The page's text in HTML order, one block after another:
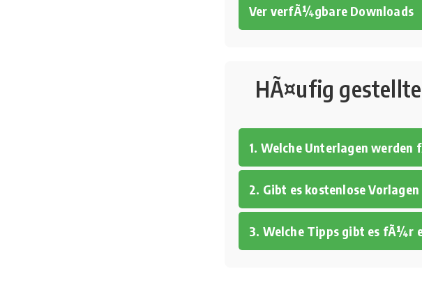
Ver verfÃ¼gbare Downloads
HÃ¤ufig
1. Welche Unterlagen
2. Gibt es kostenlose
3. Welche Tipps gibt es fÃ¼r